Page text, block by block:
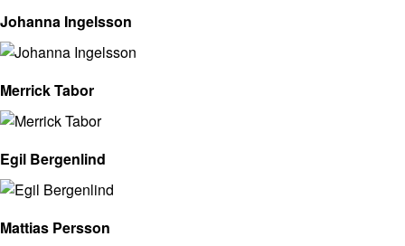
Johanna Ingelsson
Merrick Tabor
Egil Bergenlind
Mattias Persson